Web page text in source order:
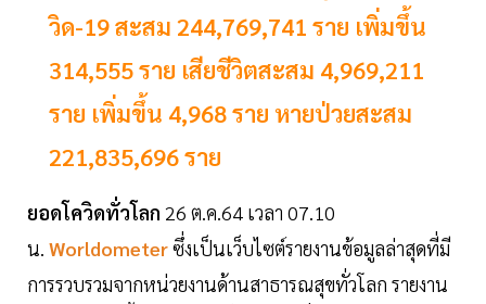
วิด-19 สะสม 244,769,741 ราย เพิ่มขึ้น
314,555 ราย เสียชีวิตสะสม 4,969,211
ราย เพิ่มขึ้น 4,968 ราย หายป่วยสะสม
221,835,696 ราย
ยอดโควิดทั่วโลก 26 ต.ค.64 เวลา 07.10
น. Worldometerซึ่งเป็นเว็บไซต์รายงานข้อมูลล่าสุดที่มี
การรวบรวมจากหน่วยงานด้านสาธารณสุขทั่วโลก รายงาน